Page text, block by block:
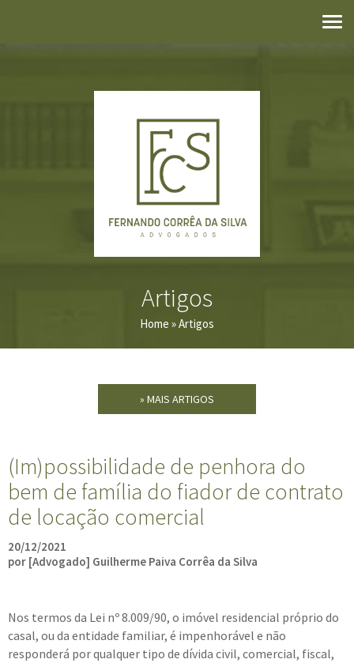
Artigos
Home » Artigos
» MAIS ARTIGOS
(Im)possibilidade de penhora do
bem de família do fiador de contrato
de locação comercial
20/12/2021
por [Advogado] Guilherme Paiva Corrêa da Silva
Nos termos da Lei nº 8.009/90, o imóvel residencial próprio do
casal, ou da entidade familiar, é impenhorável e não
responderá por qualquer tipo de dívida civil, comercial, fiscal,